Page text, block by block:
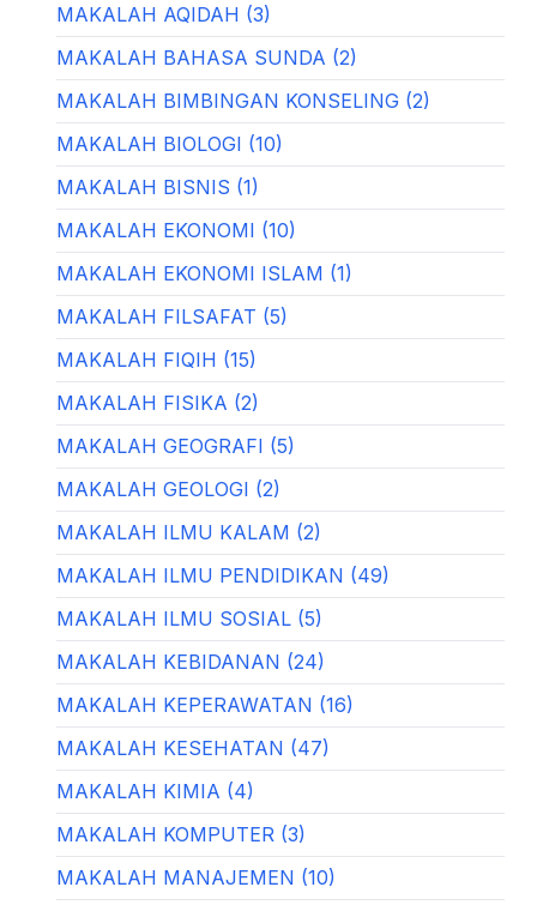
MAKALAH AQIDAH (3)
MAKALAH BAHASA SUNDA (2)
MAKALAH BIMBINGAN KONSELING (2)
MAKALAH BIOLOGI (10)
MAKALAH BISNIS (1)
MAKALAH EKONOMI (10)
MAKALAH EKONOMI ISLAM (1)
MAKALAH FILSAFAT (5)
MAKALAH FIQIH (15)
MAKALAH FISIKA (2)
MAKALAH GEOGRAFI (5)
MAKALAH GEOLOGI (2)
MAKALAH ILMU KALAM (2)
MAKALAH ILMU PENDIDIKAN (49)
MAKALAH ILMU SOSIAL (5)
MAKALAH KEBIDANAN (24)
MAKALAH KEPERAWATAN (16)
MAKALAH KESEHATAN (47)
MAKALAH KIMIA (4)
MAKALAH KOMPUTER (3)
MAKALAH MANAJEMEN (10)